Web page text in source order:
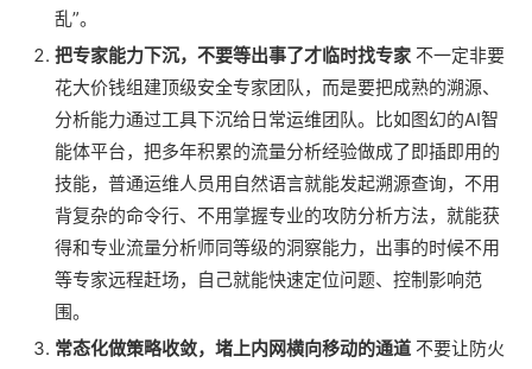
乱”。
把专家能力下沉，不要等出事了才临时找专家 不一定非要
花大价钱组建顶级安全专家团队，而是要把成熟的溯源、
分析能力通过工具下沉给日常运维团队。比如图幻的AI智
能体平台，把多年积累的流量分析经验做成了即插即用的
技能，普通运维人员用自然语言就能发起溯源查询，不用
背复杂的命令行、不用掌握专业的攻防分析方法，就能获
得和专业流量分析师同等级的洞察能力，出事的时候不用
等专家远程赶场，自己就能快速定位问题、控制影响范
围。
常态化做策略收敛，堵上内网横向移动的通道 不要让防火